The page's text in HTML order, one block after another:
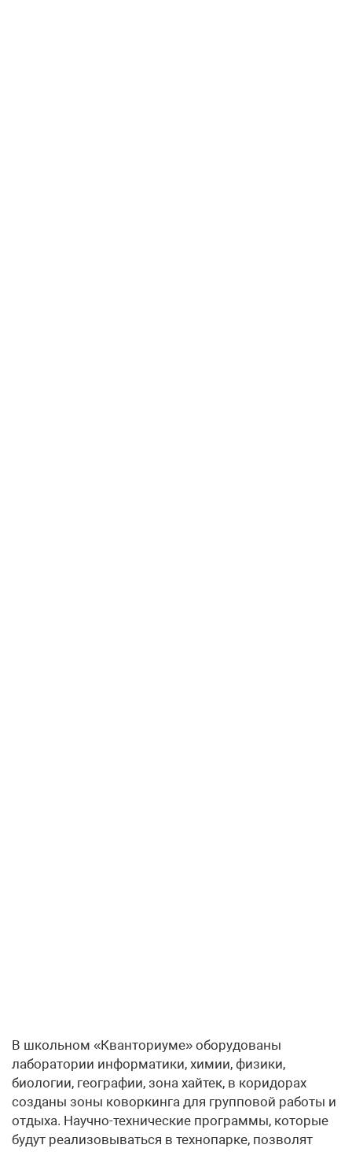
В школьном «Кванториуме» оборудованы
лаборатории информатики, химии, физики,
биологии, географии, зона хайтек, в коридорах
созданы зоны коворкинга для групповой работы и
отдыха. Научно-технические программы, которые
будут реализовываться в технопарке, позволят